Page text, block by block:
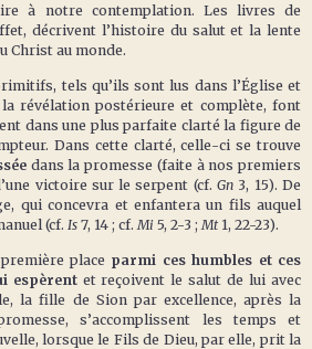
à notre contemplation. Les livres de
décrivent l’histoire du salut et la lente
Christ au monde.
tels qu’ils sont lus dans l’Église et
révélation postérieure et complète, font
dans une plus parfaite clarté la figure de
Dans cette clarté, celle-ci se trouve
dans la promesse (faite à nos premiers
victoire sur le serpent (cf.Gn 3, 15). De
qui concevra et enfantera un fils auquel
(cf. Is 7, 14 ; cf. Mi 5, 2-3 ; Mt1, 22-23).
place parmi ces humbles et ces
espèrent et reçoivent le salut de lui avec
la fille de Sion par excellence, après la
s’accomplissent les temps et
lorsque le Fils de Dieu, par elle, prit la